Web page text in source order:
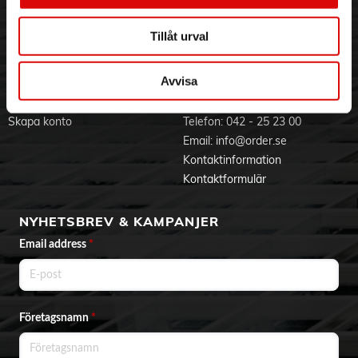
Tillåt urval
Avvisa
Jobba hos oss
Varumärken
Integritetspolicy
Om cookies
BLI KUND
Skapa konto
KONTAKTA OSS
Telefon: 042 - 25 23 00
Email: info@order.se
Kontaktinformation
Kontaktformulär
NYHETSBREV & KAMPANJER
Email address *
Företagsnamn*